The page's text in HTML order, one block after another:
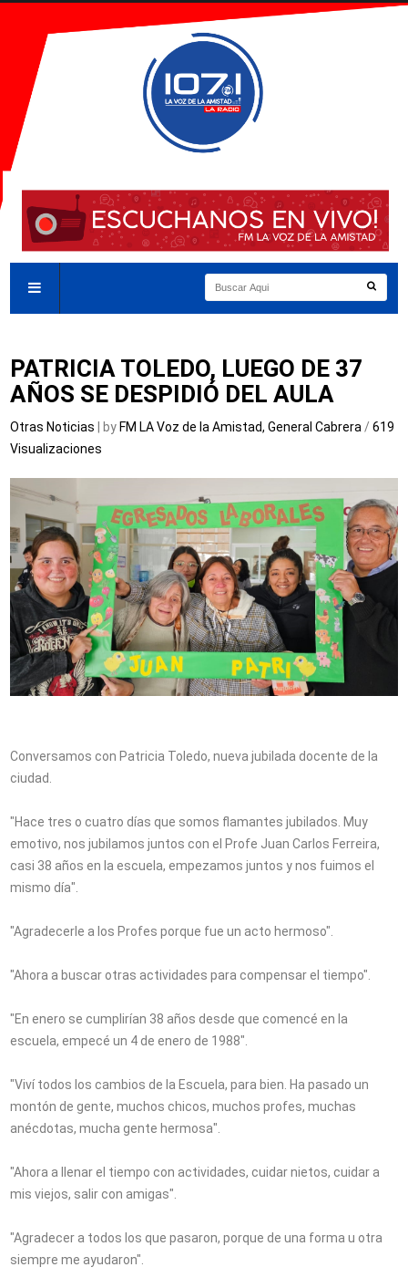
PATRICIA TOLEDO, LUEGO DE 37
AÑOS SE DESPIDIÓ DEL AULA
Otras Noticias | by FM LA Voz de la Amistad, General Cabrera /619
Visualizaciones
Conversamos con Patricia Toledo, nueva jubilada docente de la
ciudad.
"Hace tres o cuatro días que somos flamantes jubilados. Muy
emotivo, nos jubilamos juntos con el Profe Juan Carlos Ferreira,
casi 38 años en la escuela, empezamos juntos y nos fuimos el
mismo día".
"Agradecerle a los Profes porque fue un acto hermoso".
"Ahora a buscar otras actividades para compensar el tiempo".
"En enero se cumplirían 38 años desde que comencé en la
escuela, empecé un 4 de enero de 1988".
"Viví todos los cambios de la Escuela, para bien. Ha pasado un
montón de gente, muchos chicos, muchos profes, muchas
anécdotas, mucha gente hermosa".
"Ahora a llenar el tiempo con actividades, cuidar nietos, cuidar a
mis viejos, salir con amigas".
"Agradecer a todos los que pasaron, porque de una forma u otra
siempre me ayudaron".